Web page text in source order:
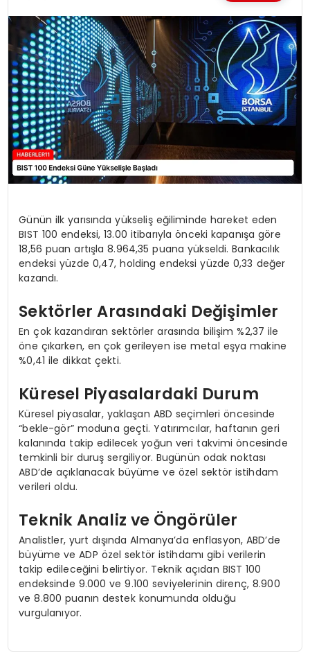
Günün ilk yarısında yükseliş eğiliminde hareket eden
BIST 100 endeksi, 13.00 itibarıyla önceki kapanışa göre
18,56 puan artışla 8.964,35 puana yükseldi. Bankacılık
endeksi yüzde 0,47, holding endeksi yüzde 0,33 değer
kazandı.
Sektörler Arasındaki Değişimler
En çok kazandıran sektörler arasında bilişim %2,37 ile
öne çıkarken, en çok gerileyen ise metal eşya makine
%0,41 ile dikkat çekti.
Küresel Piyasalardaki Durum
Küresel piyasalar, yaklaşan ABD seçimleri öncesinde
“bekle-gör” moduna geçti. Yatırımcılar, haftanın geri
kalanında takip edilecek yoğun veri takvimi öncesinde
temkinli bir duruş sergiliyor. Bugünün odak noktası
ABD’de açıklanacak büyüme ve özel sektör istihdam
verileri oldu.
Teknik Analiz ve Öngörüler
Analistler, yurt dışında Almanya’da enflasyon, ABD’de
büyüme ve ADP özel sektör istihdamı gibi verilerin
takip edileceğini belirtiyor. Teknik açıdan BIST 100
endeksinde 9.000 ve 9.100 seviyelerinin direnç, 8.900
ve 8.800 puanın destek konumunda olduğu
vurgulanıyor.